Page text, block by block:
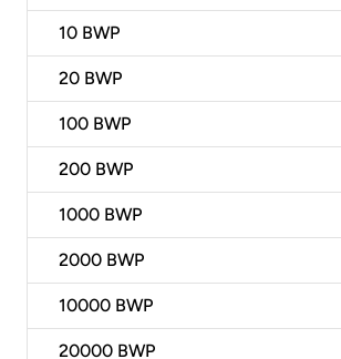
10 BWP
20 BWP
100 BWP
200 BWP
1000 BWP
2000 BWP
10000 BWP
20000 BWP